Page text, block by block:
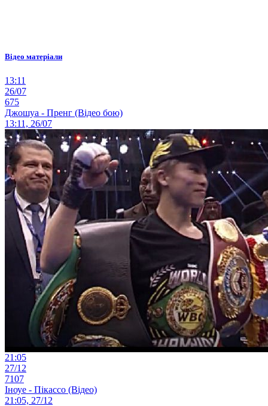
Відео матеріали
13:11
26/07
675
Джошуа - Пренг (Відео бою)
13:11, 26/07
21:05
27/12
7107
Іноуе - Пікассо (Відео)
21:05, 27/12